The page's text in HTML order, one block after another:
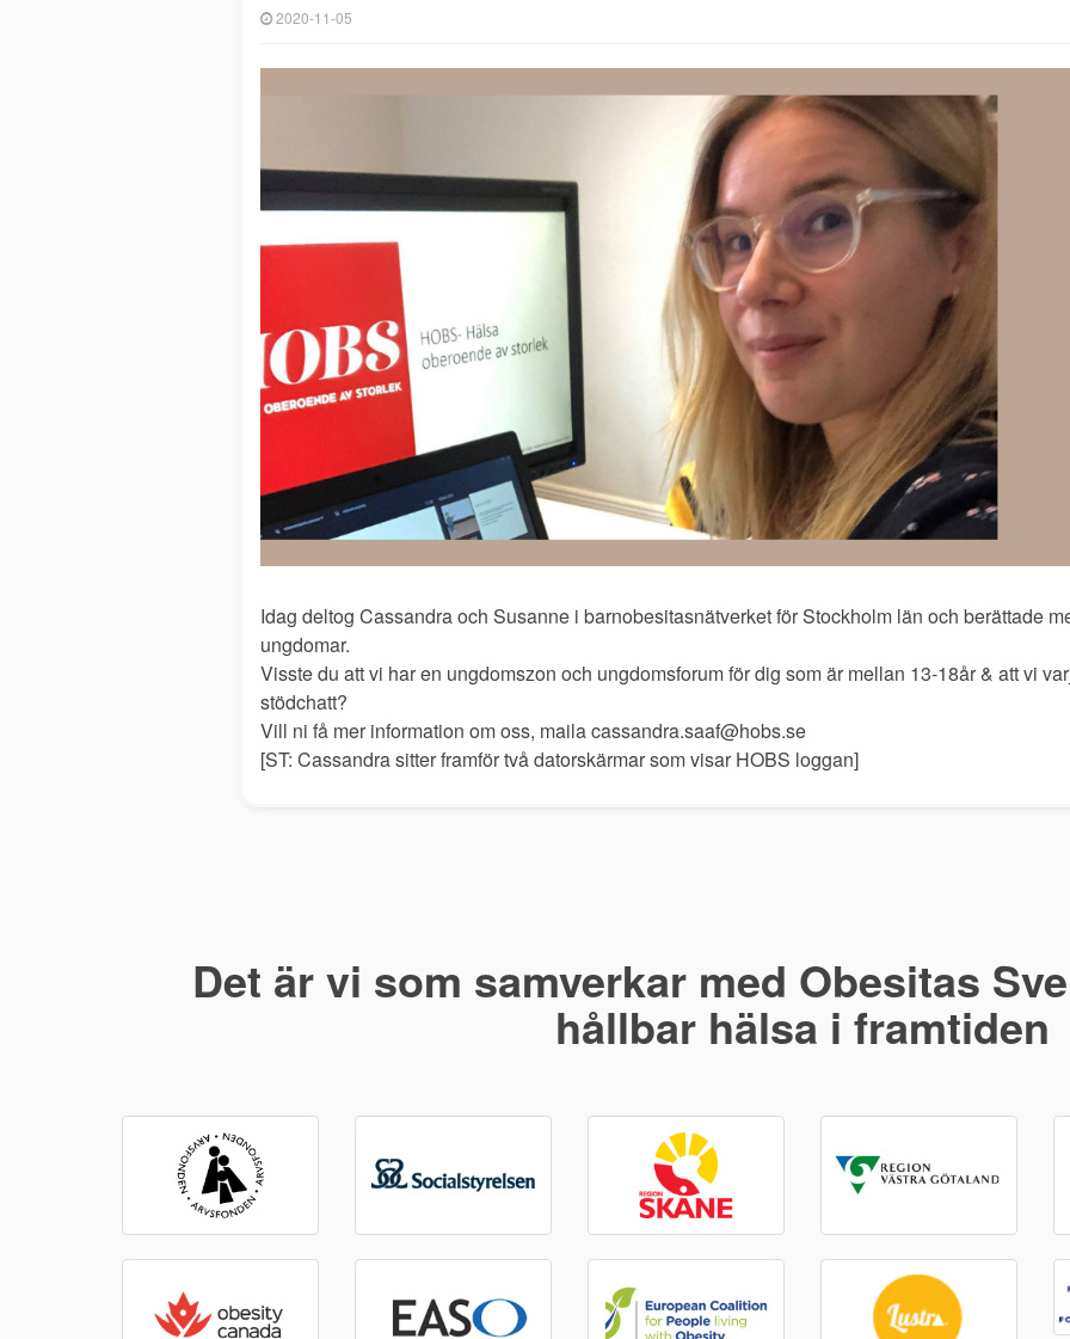
2020-11-05
Idag deltog Cassandra och Susanne i barnobesitasnätverket för Stockholm län och berättade
ungdomar.
Visste du att vi har en ungdomszon och ungdomsforum för dig som är mellan 13-18år & att vi
stödchatt?
Vill ni få mer information om oss, maila cassandra.saaf@hobs.se
[ST: Cassandra sitter framför två datorskärmar som visar HOBS loggan]
Det är vi som samverkar med Obesitas
hållbar hälsa i framtiden